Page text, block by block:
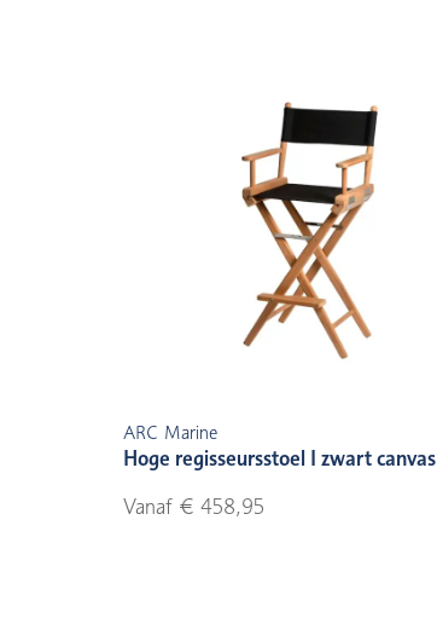
ARC Marine
Hoge regisseursstoel I zwart canvas
Vanaf € 458,95